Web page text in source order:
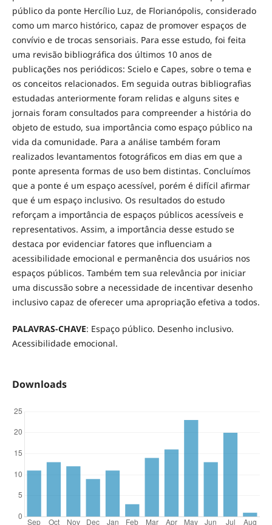
público da ponte Hercílio Luz, de Florianópolis, considerado
como um marco histórico, capaz de promover espaços de
convívio e de trocas sensoriais. Para esse estudo, foi feita
uma revisão bibliográfica dos últimos 10 anos de
publicações nos periódicos: Scielo e Capes, sobre o tema e
os conceitos relacionados. Em seguida outras bibliografias
estudadas anteriormente foram relidas e alguns sites e
jornais foram consultados para compreender a história do
objeto de estudo, sua importância como espaço público na
vida da comunidade. Para a análise também foram
realizados levantamentos fotográficos em dias em que a
ponte apresenta formas de uso bem distintas. Concluímos
que a ponte é um espaço acessível, porém é difícil afirmar
que é um espaço inclusivo. Os resultados do estudo
reforçam a importância de espaços públicos acessíveis e
representativos. Assim, a importância desse estudo se
destaca por evidenciar fatores que influenciam a
acessibilidade emocional e permanência dos usuários nos
espaços públicos. Também tem sua relevância por iniciar
uma discussão sobre a necessidade de incentivar desenho
inclusivo capaz de oferecer uma apropriação efetiva a todos.
PALAVRAS-CHAVE: Espaço público. Desenho inclusivo.
Acessibilidade emocional.
Downloads